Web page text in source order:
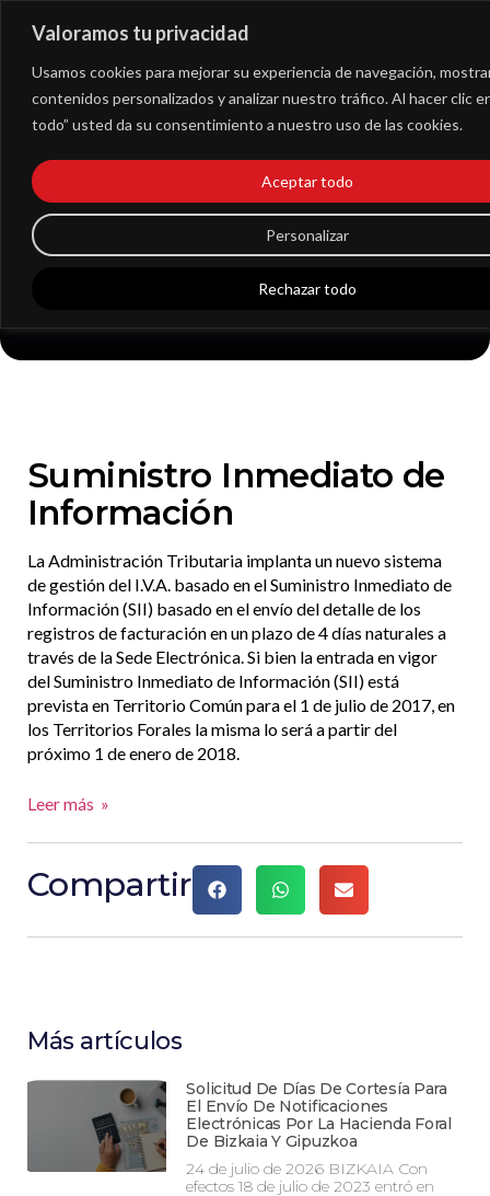
Valoramos tu privacidad
Usamos cookies para mejorar su experiencia de navegación,
contenidos personalizados y analizar nuestro tráfico. Al hacer clic
todo” usted da su consentimiento a nuestro uso de las cookies.
Personalizar
Rechazar todo
Aceptar todo
RESEÑA – Suministro
Inmediato de
Información (SII)
Suministro Inmediato de
Información
La Administración Tributaria implanta un nuevo sistema
de gestión del I.V.A. basado en el Suministro Inmediato de
Información (SII) basado en el envío del detalle de los
registros de facturación en un plazo de 4 días naturales a
través de la Sede Electrónica. Si bien la entrada en vigor
del Suministro Inmediato de Información (SII) está
prevista en Territorio Común para el 1 de julio de 2017, en
los Territorios Forales la misma lo será a partir del
próximo 1 de enero de 2018.
Leer más »
Compartir
Más artículos
Solicitud De Días De Cortesía Para
El Envío De Notificaciones
Electrónicas Por La Hacienda Foral
De Bizkaia Y Gipuzkoa
24 de julio de 2026 BIZKAIA Con
efectos 18 de julio de 2023 entró en